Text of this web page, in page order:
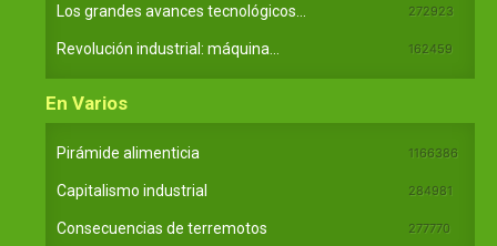
Los grandes avances tecnológicos... 272923
Revolución industrial: máquina... 162459
En Varios
Pirámide alimenticia 1166386
Capitalismo industrial 284981
Consecuencias de terremotos 277770